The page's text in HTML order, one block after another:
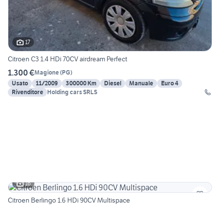
17
Citroen C3 1.4 HDi 70CV airdream Perfect
1.300 €Magione(PG)
Usato
11/2009 300000 Km Diesel Manuale
Euro 4
Rivenditore Holding cars SRLS
16
Citroen Berlingo 1.6 HDi 90CV Multispace